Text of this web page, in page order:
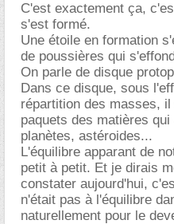
C'est exactement ça,
s'est formé.
Une étoile en formation
de poussières qui
On parle de disque
Dans ce disque, sous
répartition des masses,
paquets des matières
planètes, astéroides...
L'équilibre apparant de
petit à petit. Et je dirais
constater aujourd'hui,
n'était pas à l'équilibre
naturellement pour le